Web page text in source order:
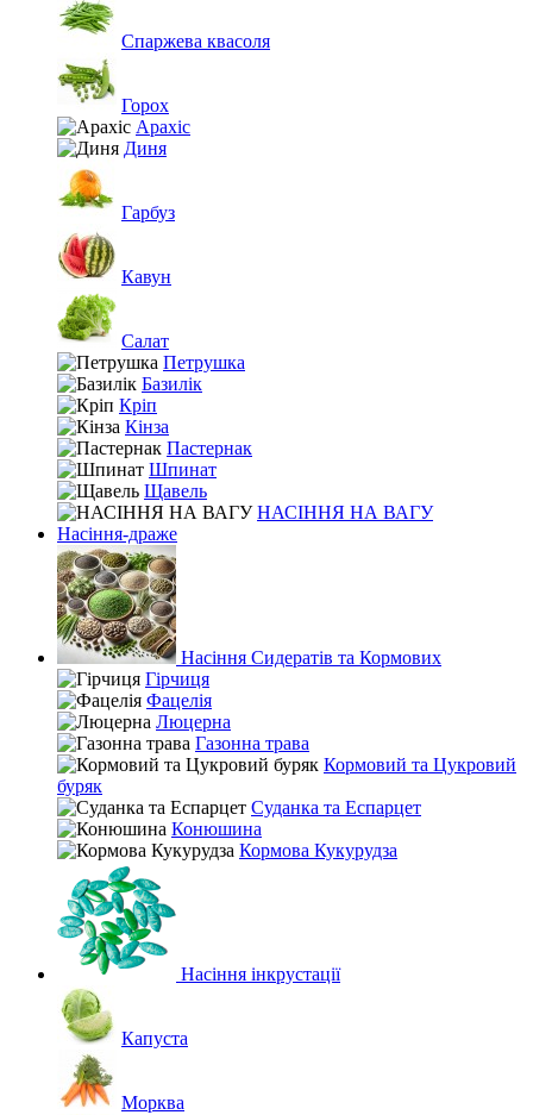
Спаржева квасоля
Горох
Арахіс
Диня
Гарбуз
Кавун
Салат
Петрушка
Базилік
Кріп
Кінза
Пастернак
Шпинат
Щавель
НАСІННЯ НА ВАГУ
Насіння-драже
Насіння Сидератів та Кормових
Гірчиця
Фацелія
Люцерна
Газонна трава
Кормовий та Цукровий
буряк
Суданка та Еспарцет
Конюшина
Кормова Кукурудза
Насіння інкрустації
Капуста
Морква